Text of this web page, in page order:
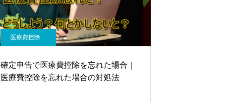
医療費控除
確定申告で医療費控除を忘れた場合｜
医療費控除を忘れた場合の対処法